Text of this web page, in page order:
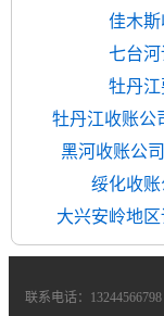
佳木斯
七台河
牡丹江
牡丹江收账公
黑河收账公司
绥化收账
大兴安岭地区
联系电话：13244566798